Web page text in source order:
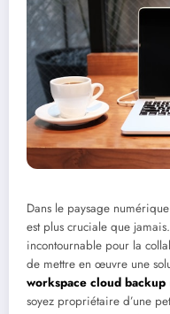
Dans le paysage
est plus cruciale que
incontournable pour la
de mettre en œuvre une
workspace cloud backup
soyez propriétaire d’une